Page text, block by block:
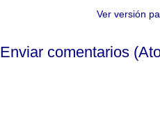
Ver versión
Enviar comentarios